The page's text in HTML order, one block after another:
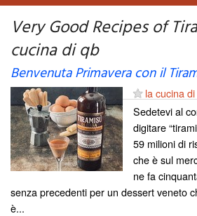
My favorite blogs
Very Good Recipes of
cucina di qb
Benvenuta Primavera con il
la cucina
Sedetevi al
digitare
59 milioni di
che è sul
ne fa
senza precedenti per un dessert veneto
è...